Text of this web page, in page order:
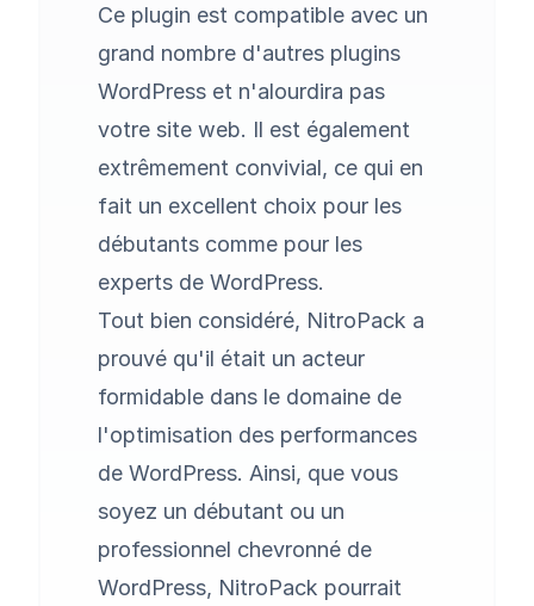
Ce plugin est compatible avec un
grand nombre d'autres plugins
WordPress et n'alourdira pas
votre site web. Il est également
extrêmement convivial, ce qui en
fait un excellent choix pour les
débutants comme pour les
experts de WordPress.
Tout bien considéré, NitroPack a
prouvé qu'il était un acteur
formidable dans le domaine de
l'optimisation des performances
de WordPress. Ainsi, que vous
soyez un débutant ou un
professionnel chevronné de
WordPress, NitroPack pourrait